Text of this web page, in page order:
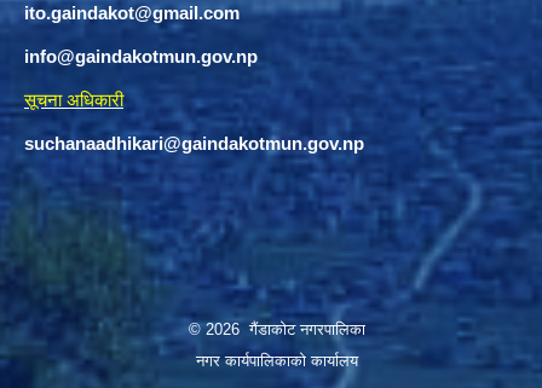
ito.gaindakot@gmail.com
info@gaindakotmun.gov.np
सूचना अधिकारी
suchanaadhikari@gaindakotmun.gov.np
© 2026 गैंडाकोट नगरपालिका
नगर कार्यपालिकाको कार्यालय